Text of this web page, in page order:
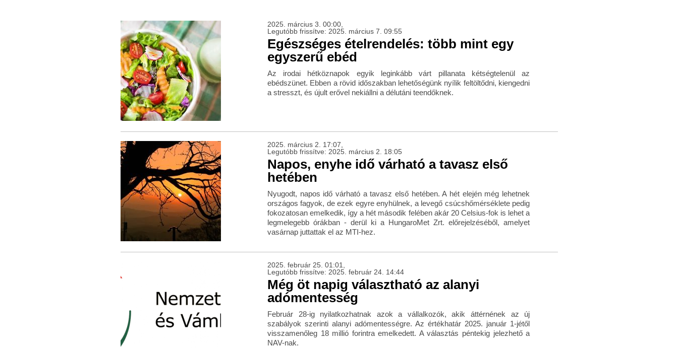
2025. március 3. 00:00,
Legutóbb frissítve: 2025. március 7. 09:55
Egészséges ételrendelés: több mint egy
egyszerű ebéd
Az irodai hétköznapok egyik leginkább várt pillanata kétségtelenül az
ebédszünet. Ebben a rövid időszakban lehetőségünk nyílik feltöltődni, kiengedni
a stresszt, és újult erővel nekiállni a délutáni teendőknek.
2025. március 2. 17:07,
Legutóbb frissítve: 2025. március 2. 18:05
Napos, enyhe idő várható a tavasz első
hetében
Nyugodt, napos idő várható a tavasz első hetében. A hét elején még lehetnek
országos fagyok, de ezek egyre enyhülnek, a levegő csúcshőmérséklete pedig
fokozatosan emelkedik, így a hét második felében akár 20 Celsius-fok is lehet a
legmelegebb órákban - derül ki a HungaroMet Zrt. előrejelzéséből, amelyet
vasárnap juttattak el az MTI-hez.
2025. február 25. 01:01,
Legutóbb frissítve: 2025. február 24. 14:44
Még öt napig választható az alanyi
adómentesség
Február 28-ig nyilatkozhatnak azok a vállalkozók, akik áttérnének az új
szabályok szerinti alanyi adómentességre. Az értékhatár 2025. január 1-jétől
visszamenőleg 18 millió forintra emelkedett. A választás péntekig jelezhető a
NAV-nak.